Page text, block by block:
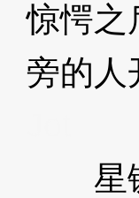
惊愕之
旁的人
星锑